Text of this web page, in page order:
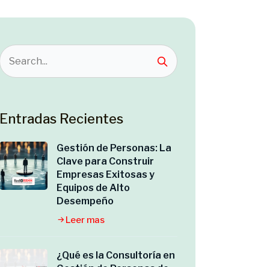
Entradas Recientes
Gestión de Personas: La
Clave para Construir
Empresas Exitosas y
Equipos de Alto
Desempeño
Leer mas
¿Qué es la Consultoría en